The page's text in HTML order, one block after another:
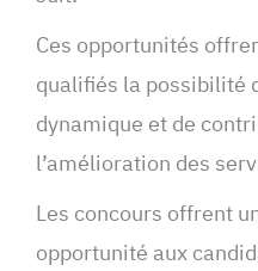
Ces opportunités
qualifiés la possibilité
dynamique et de
l’amélioration des
Les concours offrent
opportunité aux